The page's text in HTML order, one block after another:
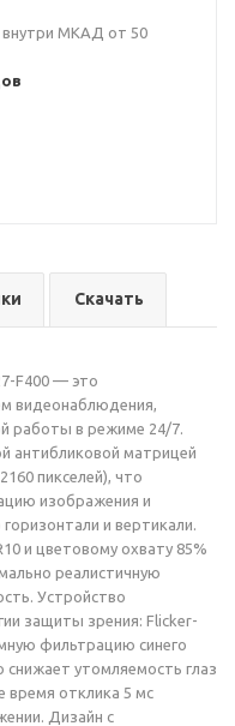
внутри МКАД от 50
Скачать
F400 — это
видеонаблюдения,
работы в режиме 24/7.
антибликовой матрицей
пикселей), что
изображения и
и вертикали.
и цветовому охвату 85%
реалистичную
Устройство
защиты зрения: Flicker-
фильтрацию синего
снижает утомляемость глаз
время отклика 5 мс
Дизайн с